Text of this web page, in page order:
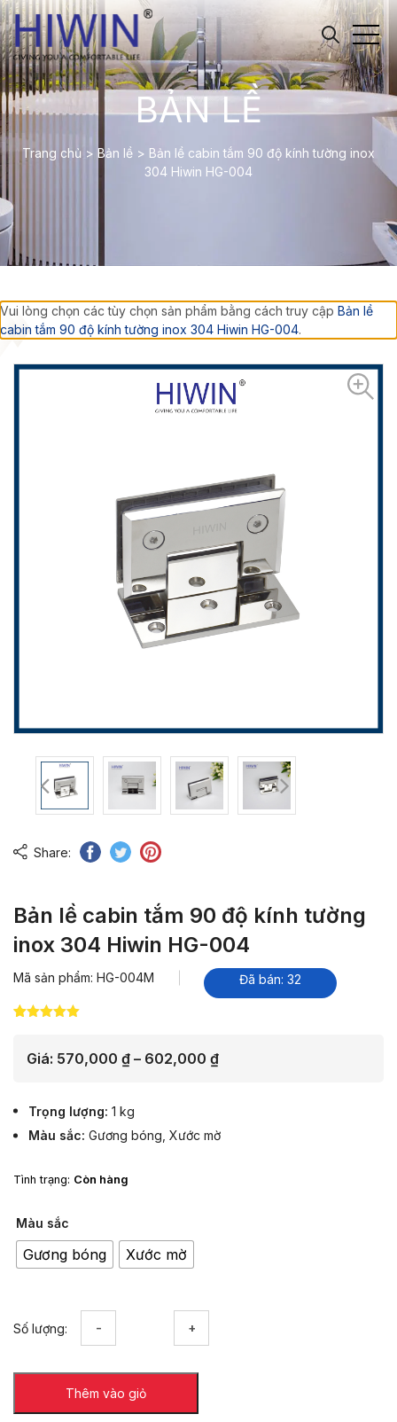
BẢN LỀ
Trang chủ > Bản lề > Bản lề cabin tắm 90 độ kính tường inox
304 Hiwin HG-004
Vui lòng chọn các tùy chọn sản phẩm bằng cách truy cập Bản lề
cabin tắm 90 độ kính tường inox 304 Hiwin HG-004.
Share:
Bản lề cabin tắm 90 độ kính tường
inox 304 Hiwin HG-004
Mã sản phẩm: HG-004M Đã bán: 32
đánh giá
Giá: 570,000 ₫ – 602,000 ₫Khoảng
đến
Trọng lượng 1 kg
Màu sắc Gương bóng Xước mờ
Tình trạng: Còn hàng
Màu sắc
Gương bóng Xước mờ
Số lượng:
tắm
90
độ
Thêm vào giỏ